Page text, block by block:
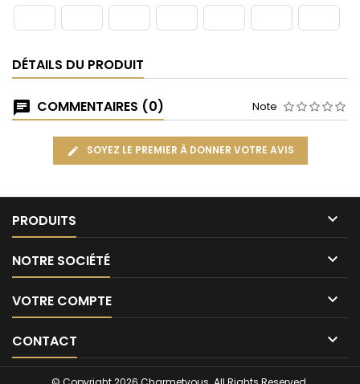
DÉTAILS DU PRODUIT
COMMENTAIRES (0) Note
SOYEZ LE PREMIER À DONNER VOTRE AVIS
PRODUITS 
NOTRE SOCIÉTÉ 
VOTRE COMPTE 
CONTACT 